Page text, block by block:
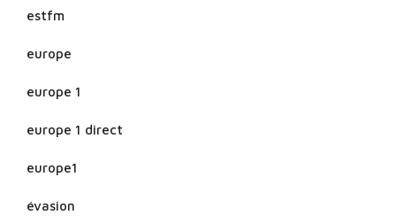
estfm
europe
europe 1
europe 1 direct
europe1
évasion